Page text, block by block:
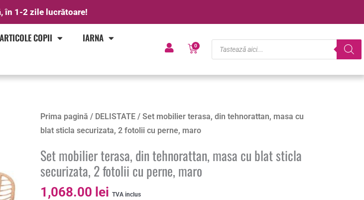
în 1-2 zile lucrătoare!
ARTICOLE COPII
IARNA
0
Cart
Products
search
Prima pagină / DELISTATE / Set mobilier terasa, din tehnorattan, masa cu
blat sticla securizata, 2 fotolii cu perne, maro
Set mobilier terasa, din tehnorattan, masa cu blat sticla
securizata, 2 fotolii cu perne, maro
1,068.00 lei TVA inclus